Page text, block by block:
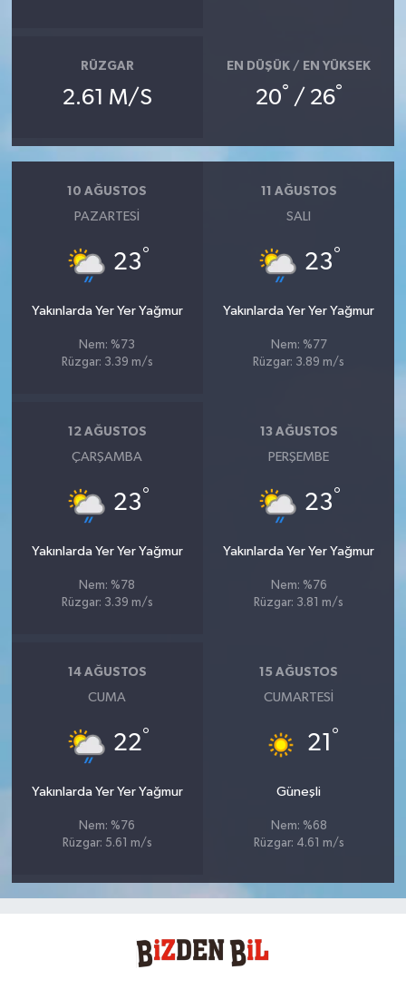
RÜZGAR
2.61 M/S
EN DÜŞÜK / EN YÜKSEK
20° / 26°
10 AĞUSTOS
PAZARTESI
23°
Yakınlarda Yer Yer Yağmur
Nem: %73
Rüzgar: 3.39 m/s
11 AĞUSTOS
SALI
23°
Yakınlarda Yer Yer Yağmur
Nem: %77
Rüzgar: 3.89 m/s
12 AĞUSTOS
ÇARŞAMBA
23°
Yakınlarda Yer Yer Yağmur
Nem: %78
Rüzgar: 3.39 m/s
13 AĞUSTOS
PERŞEMBE
23°
Yakınlarda Yer Yer Yağmur
Nem: %76
Rüzgar: 3.81 m/s
14 AĞUSTOS
CUMA
22°
Yakınlarda Yer Yer Yağmur
Nem: %76
Rüzgar: 5.61 m/s
15 AĞUSTOS
CUMARTESI
21 °
Güneşli
Nem: %68
Rüzgar: 4.61 m/s